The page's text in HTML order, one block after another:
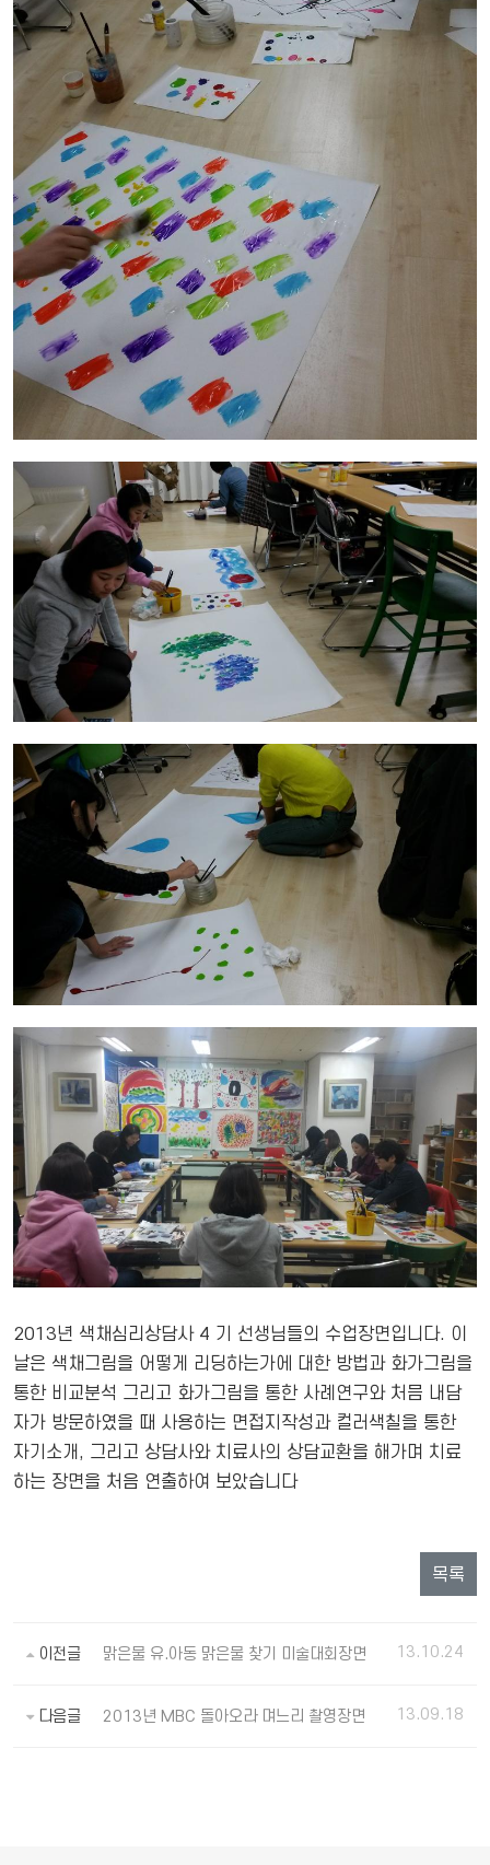
2013년 색채심리상담사 4 기 선생님들의 수업장면입니다. 이
날은 색채그림을 어떻게 리딩하는가에 대한 방법과 화가그림을
통한 비교분석 그리고 화가그림을 통한 사례연구와 처믐 내담
자가 방문하였을 때 사용하는 면접지작성과 컬러색칠을 통한
자기소개, 그리고 상담사와 치료사의 상담교환을 해가며 치료
하는 장면을 처음 연출하여 보았습니다
목록
이전글 맑은물 유.아동 맑은물 찾기 미술대회장면 13.10.24
다음글 2013년 MBC 돌아오라 며느리 촬영장면 13.09.18